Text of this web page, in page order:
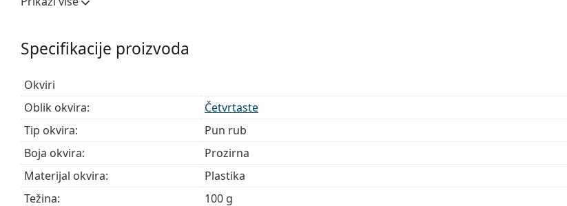
Krpa koja se nalazi u pakiranju idealna je za čišćenje i njegu naočala. Neki modeli umjesto krpe mogu
sadržavati tekstilnu vrećicu.
Istražite cijelu ponudu
kupnju naočalaako trebate pomoć pri odabiru.
Ovo je medicinski proizvod. Prije uporabe pročitajte upute za uporabu.
Specifikacije proizvoda
Okviri
Oblik okvira:
Četvrtaste
Tip okvira:
Pun rub
Boja okvira:
Prozirna
Materijal okvira:
Plastika
Težina:
100 g